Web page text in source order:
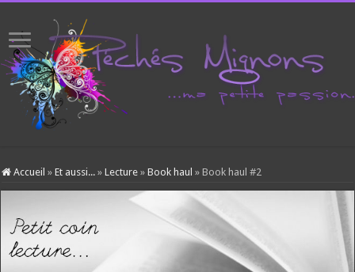
Accueil » Et aussi... » Lecture » Book haul » Book haul #2